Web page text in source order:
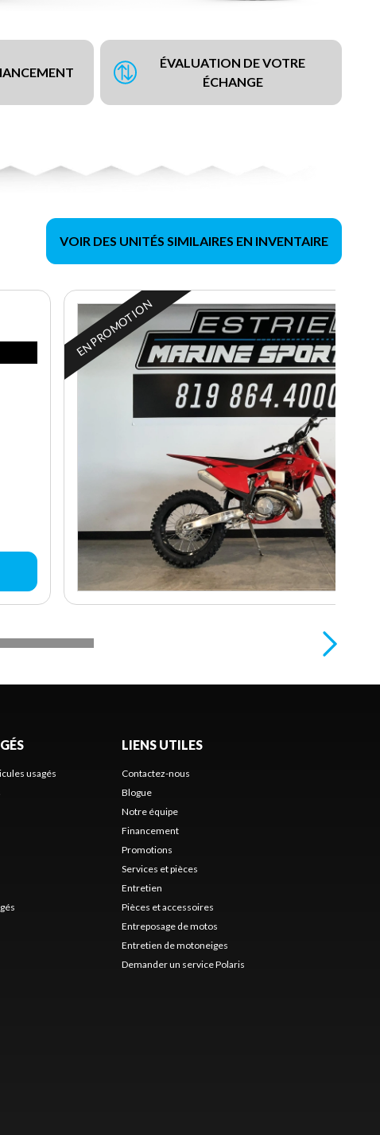
ÉVALUATION DE VOTRE
ÉCHANGE
VOIR DES UNITÉS SIMILAIRES EN INVENTAIRE
EN PROMOTION
usagés
LIENS UTILES
Contactez-nous
Blogue
Notre équipe
Financement
Promotions
Services et pièces
Entretien
Pièces et accessoires
Entreposage de motos
Entretien de motoneiges
Demander un service Polaris